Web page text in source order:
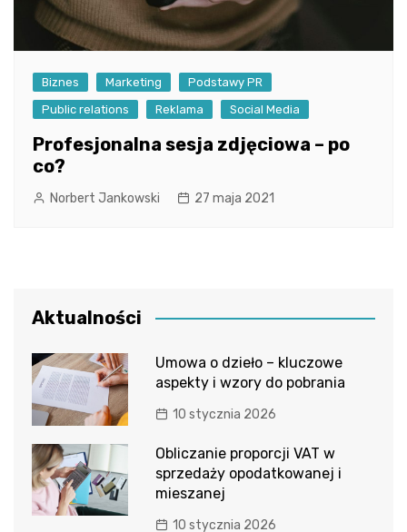
Biznes Marketing
Podstawy PR
Public relations
Reklama Social Media
Profesjonalna sesja zdjęciowa – po
co?
Norbert Jankowski 27 maja 2021
Aktualności
Umowa o dzieło – kluczowe
aspekty i wzory do pobrania
10 stycznia 2026
Obliczanie proporcji VAT w
sprzedaży opodatkowanej i
mieszanej
10 stycznia 2026